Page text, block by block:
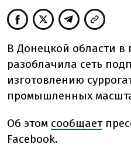
В Донецкой области в
разоблачила сеть
изготовлению
промышленных
Об этом сообщает
Facebook.